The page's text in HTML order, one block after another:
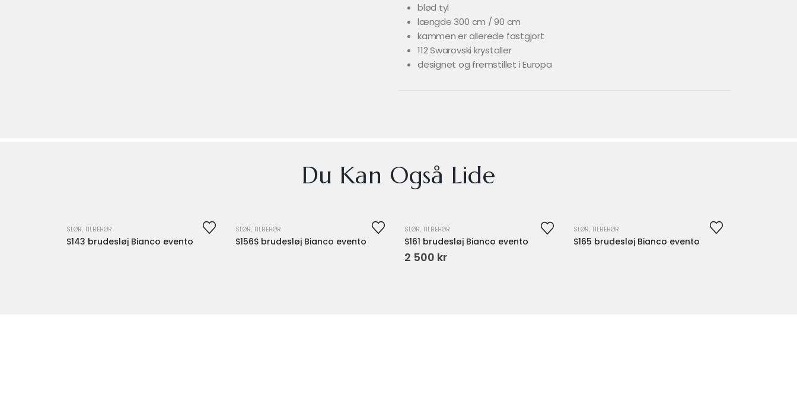
blød tyl
længde 300 cm / 90 cm
kammen er allerede fastgjort
112 Swarovski krystaller
designet og fremstillet i Europa
Du Kan Også Lide
ER DERFOR IKKE
SLØR,TILBEHØR
S143 brudesløj Bianco evento ER DERFOR IKKE
SLØR,TILBEHØR
S156S brudesløj Bianco evento
SLØR,TILBEHØR
S161 brudesløj Bianco evento
2 500 kr
ER DERFOR IKKE
SLØR,TILBEHØR
S165 brudesløj Bianco evento